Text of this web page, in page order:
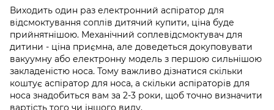
Виходить один раз електронний аспіратор для
відсмоктування соплів дитячий купити, ціна буде
прийнятнішою. Механічний соплевідсмоктувач для
дитини - ціна приємна, але доведеться докуповувати
вакуумну або електронну модель з першою сильнішою
закладеністю носа. Тому важливо дізнатися скільки
коштує аспіратор для носа, а скільки аспіраторів для
носа знадобиться вам за 2-3 роки, щоб точно визначити
вартість того чи іншого виду.